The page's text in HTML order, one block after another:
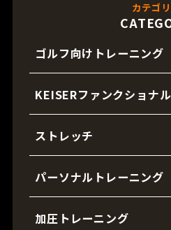
カテゴ
ゴルフ向けトレーニング
KEISERファンクショナ
ストレッチ
パーソナルトレーニング
加圧トレーニング